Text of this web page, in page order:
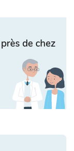
de chez